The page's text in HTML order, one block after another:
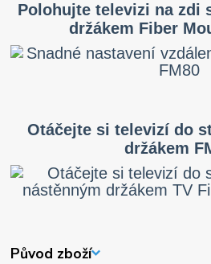
Polohujte televizi na zdi
držákem Fiber
Otáčejte si televizí do
držákem
Původ zboží